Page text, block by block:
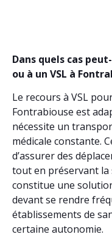
Dans quels cas
ou à un VSL à
Le recours à VSL
Fontrabiouse est
nécessite un
médicale constante.
d’assurer des
tout en préservant la
constitue une
devant se rendre
établissements de
certaine autonomie.